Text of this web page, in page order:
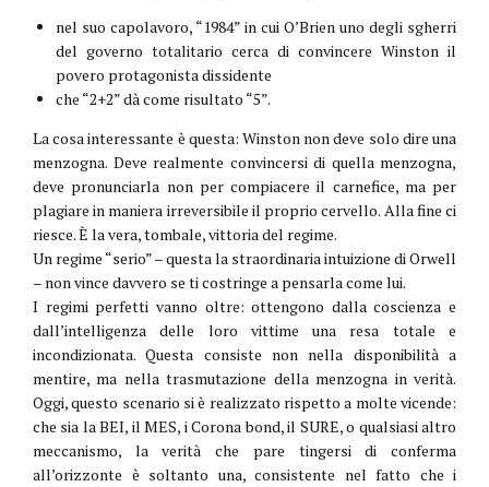
nel suo capolavoro, “1984” in cui O’Brien uno degli sgherri
del governo totalitario cerca di convincere Winston il
povero protagonista dissidente
che “2+2” dà come risultato “5”.
La cosa interessante è questa: Winston non deve solo dire una
menzogna. Deve realmente convincersi di quella menzogna,
deve pronunciarla non per compiacere il carnefice, ma per
plagiare in maniera irreversibile il proprio cervello. Alla fine ci
riesce. È la vera, tombale, vittoria del regime.
Un regime “serio” – questa la straordinaria intuizione di Orwell
– non vince davvero se ti costringe a pensarla come lui.
I regimi perfetti vanno oltre: ottengono dalla coscienza e
dall’intelligenza delle loro vittime una resa totale e
incondizionata. Questa consiste non nella disponibilità a
mentire, ma nella trasmutazione della menzogna in verità.
Oggi, questo scenario si è realizzato rispetto a molte vicende:
che sia la BEI, il MES, i Corona bond, il SURE, o qualsiasi altro
meccanismo, la verità che pare tingersi di conferma
all’orizzonte è soltanto una, consistente nel fatto che i